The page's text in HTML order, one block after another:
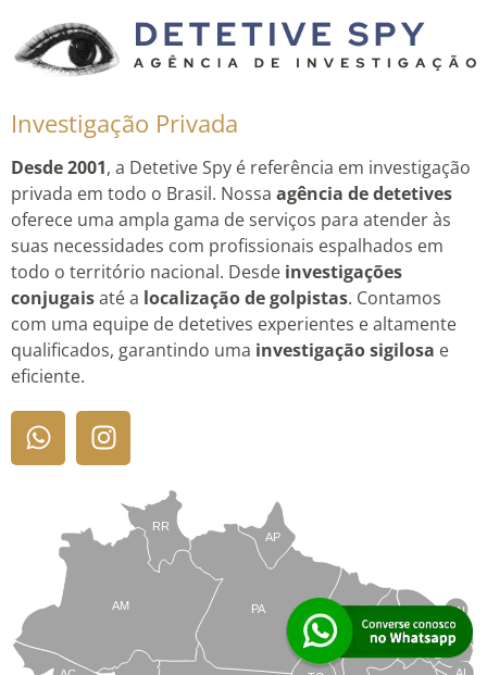
Investigação Privada
Desde 2001, a Detetive Spy é referência em investigação
privada em todo o Brasil. Nossa agência de detetives
oferece uma ampla gama de serviços para atender às
suas necessidades com profissionais espalhados em
todo o território nacional. Desde investigações
conjugaisaté a localização de golpistas. Contamos
com uma equipe de detetives experientes e altamente
qualificados, garantindo uma investigação sigilosa e
eficiente.
RN
PI
MA
AP
PA
RR
AM
PB